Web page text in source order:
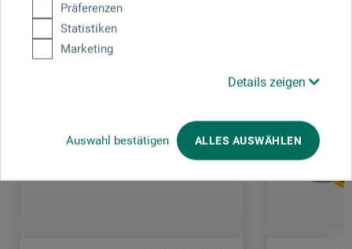
Präferenzen
Statistiken
Marketing
Details zeigen
Auswahl bestätigen ALLES AUSWÄHLEN